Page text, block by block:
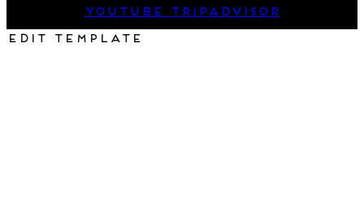
Youtube
Tripadvisor
Edit Template